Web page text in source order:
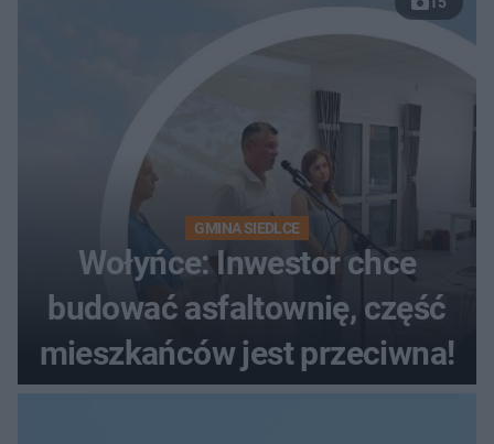
GMINA SIEDLCE
Wołyńce: Inwestor chce
budować asfaltownię, część
mieszkańców jest przeciwna!